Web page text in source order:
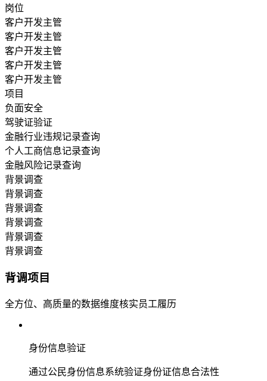
岗位
客户开发主管
客户开发主管
客户开发主管
客户开发主管
客户开发主管
项目
负面安全
驾驶证验证
金融行业违规记录查询
个人工商信息记录查询
金融风险记录查询
背景调查
背景调查
背景调查
背景调查
背景调查
背景调查
背调项目
全方位、高质量的数据维度核实员工履历
身份信息验证
通过公民身份信息系统验证身份证信息合法性